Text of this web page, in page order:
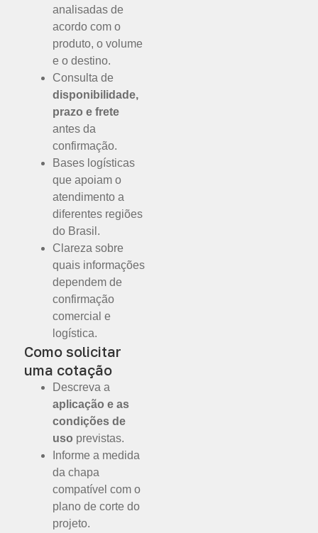
analisadas de
acordo com o
produto, o volume
e o destino.
Consulta de
disponibilidade,
prazo e frete
antes da
confirmação.
Bases logísticas
que apoiam o
atendimento a
diferentes regiões
do Brasil.
Clareza sobre
quais informações
dependem de
confirmação
comercial e
logística.
Como solicitar
uma cotação
Descreva a
aplicação e as
condições de
uso previstas.
Informe a medida
da chapa
compatível com o
plano de corte do
projeto.